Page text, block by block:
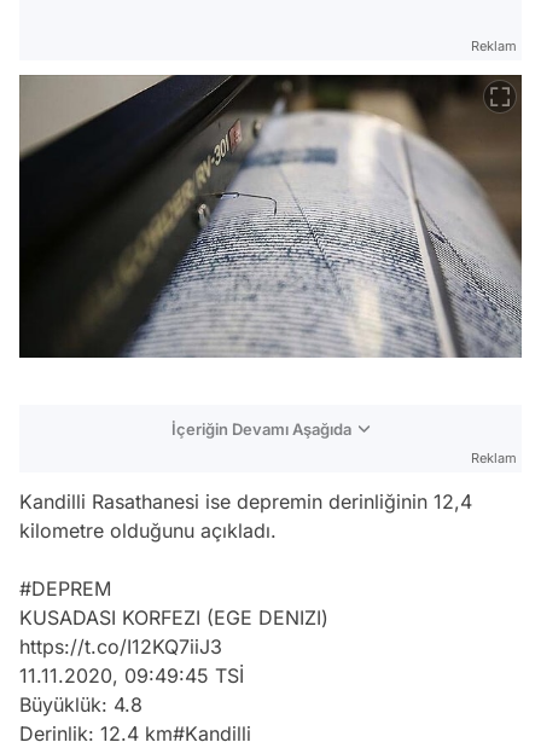
Reklam
İçeriğin Devamı Aşağıda
Reklam
Kandilli Rasathanesi ise depremin derinliğinin 12,4
kilometre olduğunu açıkladı.
#DEPREM
KUSADASI KORFEZI (EGE DENIZI)
https://t.co/I12KQ7iiJ3
11.11.2020, 09:49:45 TSİ
Büyüklük: 4.8
Derinlik: 12.4 km#Kandilli